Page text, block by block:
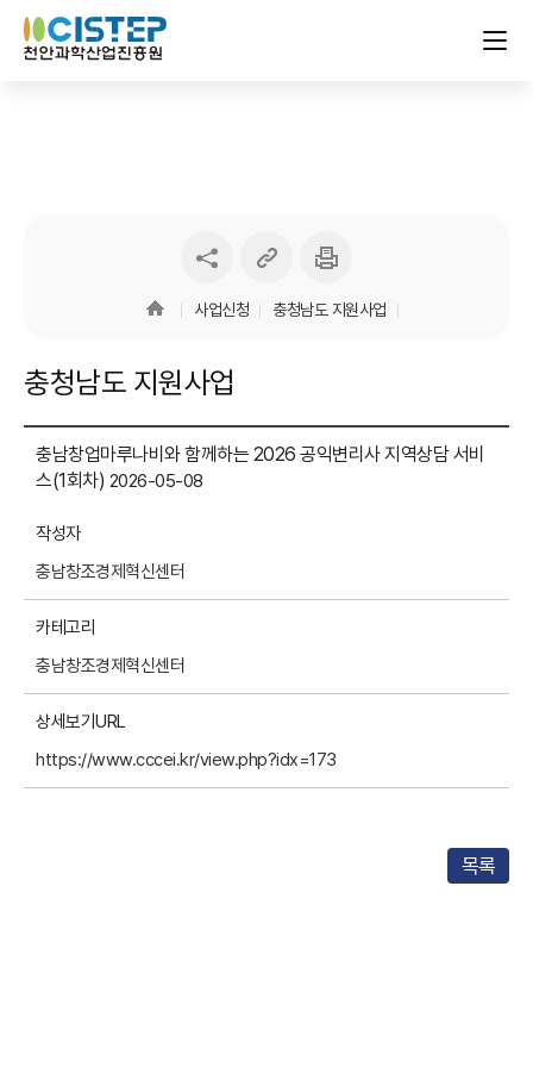
충청남도 지원사업
사업신청 충청남도 지원사업
공유하기
복사하기
충남창업마루나비와 함께하는 2026 공익변리사 지역상담 서비
스(1회차) 2026-05-08
작성자
충남창조경제혁신센터
카테고리
충남창조경제혁신센터
상세보기URL
https://www.cccei.kr/view.php?idx=173
목록